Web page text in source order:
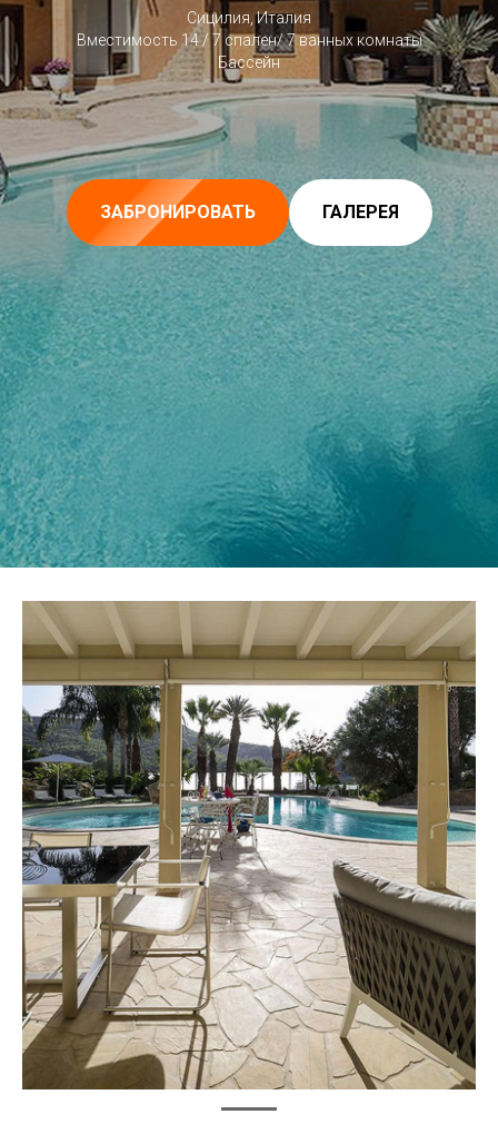
Сицилия, Италия
Вместимость 14 / 7 спален/ 7 ванных комнаты
Бассейн
ЗАБРОНИРОВАТЬ ГАЛЕРЕЯ